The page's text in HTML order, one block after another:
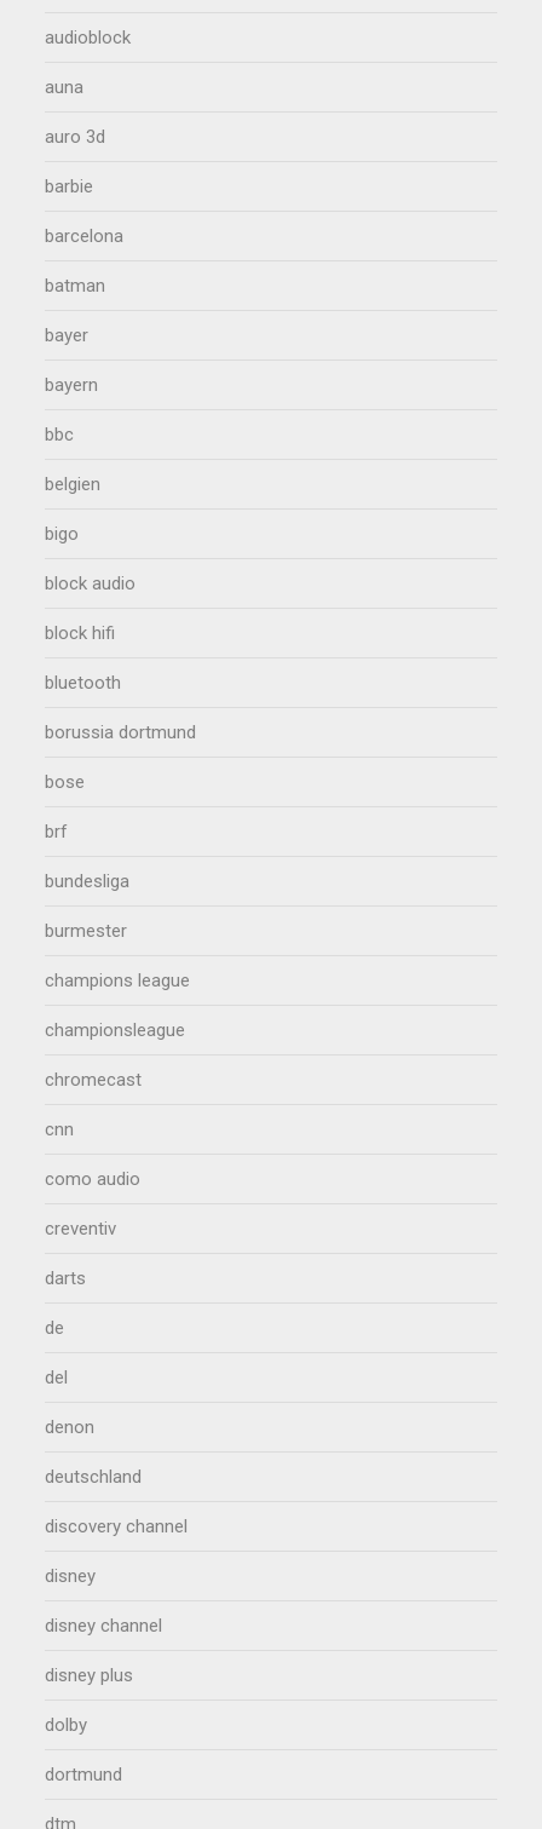
audioblock
auna
auro 3d
barbie
barcelona
batman
bayer
bayern
bbc
belgien
bigo
block audio
block hifi
bluetooth
borussia dortmund
bose
brf
bundesliga
burmester
champions league
championsleague
chromecast
cnn
como audio
creventiv
darts
de
del
denon
deutschland
discovery channel
disney
disney channel
disney plus
dolby
dortmund
dtm